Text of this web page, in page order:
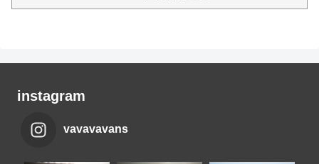
instagram
vavavavans